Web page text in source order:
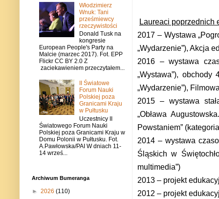
Laureaci poprzednich
2017 – Wystawa
„Wydarzenie”), Akcja
2016 – wystawa
„Wystawa”),
„Wydarzenie”),
2015 – wystawa
„Obława
Powstaniem”
2014 – wystawa
Śląskich w
multimedia”)
2013 – projekt
2012 – projekt
Włodzimierz
Wnuk: Tani
prześmiewcy
rzeczywistości
Donald Tusk na
kongresie
European People's Party na
Malcie (marzec 2017). Fot. EPP
Flickr CC BY 2.0 Z
zaciekawieniem przeczytałem...
II Światowe
Forum Nauki
Polskiej poza
Granicami Kraju
w Pułtusku
Uczestnicy II
Światowego Forum Nauki
Polskiej poza Granicami Kraju w
Domu Polonii w Pułtusku. Fot.
A.Pawłowska/PAI W dniach 11-
14 wrześ...
Archiwum Bumeranga
► 2026 (110)